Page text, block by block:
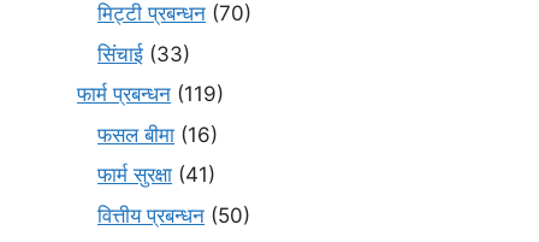
मि‌ट्टी प्रबन्धन (70)
सिंचाई (33)
फार्म प्रबन्धन (119)
फसल बीमा (16)
फार्म सुरक्षा (41)
वित्तीय प्रबन्धन (50)